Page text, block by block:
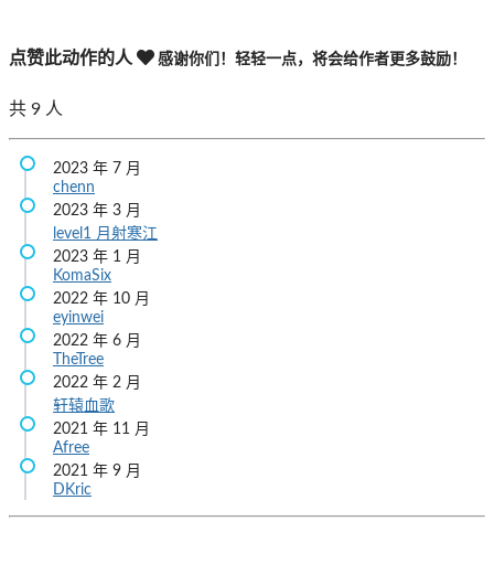
点赞此动作的人 感谢你们！轻轻一点，将会给作者更多鼓励！
共 9 人
2023 年 7 月
chenn
2023 年 3 月
level1
月射寒江
2023 年 1 月
KomaSix
2022 年 10 月
eyinwei
2022 年 6 月
TheTree
2022 年 2 月
轩辕血歌
2021 年 11 月
Afree
2021 年 9 月
DKric